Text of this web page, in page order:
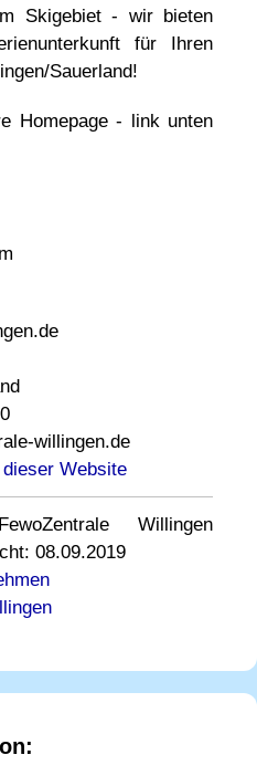
Skigebiet - wir bieten
für Ihren
Sauerland!
Homepage - link unten
willingen.de
Website
Willingen
08.09.2019